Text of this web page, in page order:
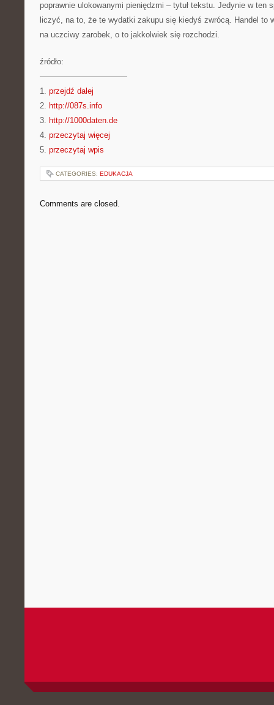
poprawnie ulokowanymi pieniędzmi – tytuł tekstu. Jedynie w ten
liczyć, na to, że te wydatki zakupu się kiedyś zwrócą. Handel to
na uczciwy zarobek, o to jakkolwiek się rozchodzi.
źródło:
———————————
1. przejdź dalej
2. http://087s.info
3. http://1000daten.de
4. przeczytaj więcej
5. przeczytaj wpis
CATEGORIES: EDUKACJA
Comments are closed.